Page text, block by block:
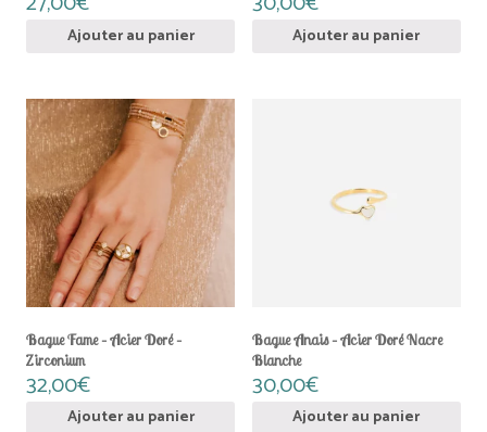
Ajouter au panier Ajouter au panier
Bague Fame – Acier Doré –
Zirconium
32,00€
Ajouter au panier
Bague Anais – Acier Doré Nacre
Blanche
30,00€
Ajouter au panier